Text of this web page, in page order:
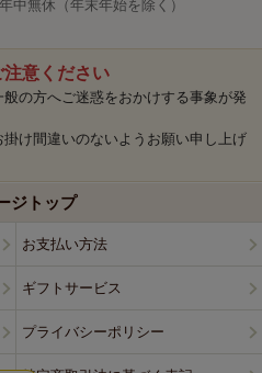
中無休（年末年始を除く）
意ください
の方へご迷惑をおかけする事象が発
け間違いのないようお願い申し上げ
ジトップ
お支払い方法
ギフトサービス
プライバシーポリシー